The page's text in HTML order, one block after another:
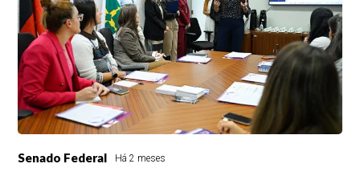
Senado Federal Há 2 meses